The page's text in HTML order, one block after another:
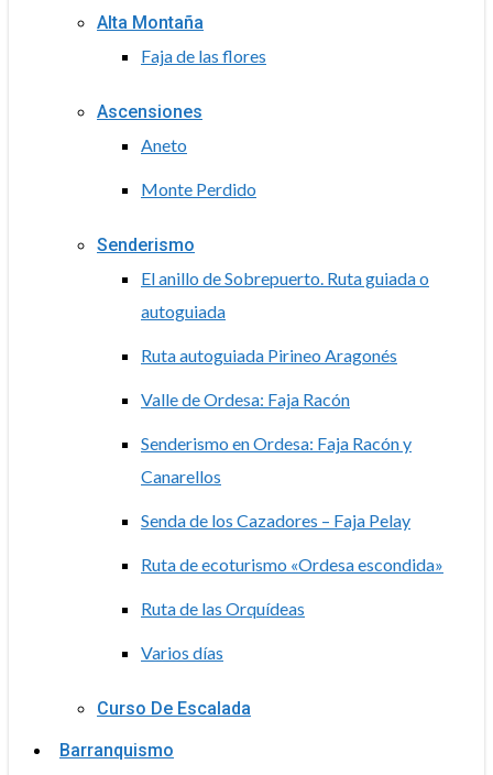
Alta Montaña
Faja de las flores
Ascensiones
Aneto
Monte Perdido
Senderismo
El anillo de Sobrepuerto. Ruta guiada o
autoguiada
Ruta autoguiada Pirineo Aragonés
Valle de Ordesa: Faja Racón
Senderismo en Ordesa: Faja Racón y
Canarellos
Senda de los Cazadores – Faja Pelay
Ruta de ecoturismo «Ordesa escondida»
Ruta de las Orquídeas
Varios días
Curso De Escalada
Barranquismo